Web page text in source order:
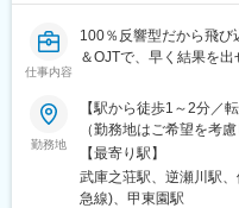
仕事内容
100％反響型だから飛
＆OJTで、早く結果を出
勤務地
【駅から徒歩1～2分／
（勤務地はご希望を考
8■武庫之荘北店兵庫県
伊孑志1-7-40■伊丹店兵
前店兵庫県西宮市高松
【最寄り駅】
武庫之荘駅、逆瀬川駅
急線)、甲東園駅